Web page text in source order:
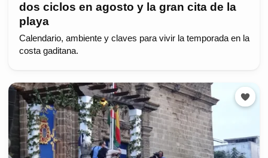
dos ciclos en agosto y la gran cita de la
playa
Calendario, ambiente y claves para vivir la temporada en la
costa gaditana.